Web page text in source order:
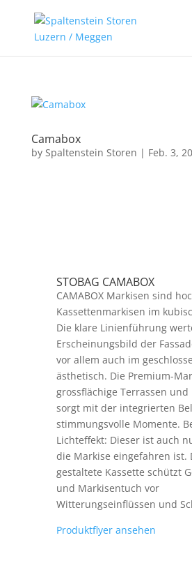
Camabox
by Spaltenstein Storen | Feb. 3,
STOBAG CAMABOX
CAMABOX Markisen sind
Kassettenmarkisen im
Die klare Linienführung
Erscheinungsbild der
vor allem auch im
ästhetisch. Die Premium-
grossflächige Terrassen und
sorgt mit der integrierten
stimmungsvolle Momente.
Lichteffekt: Dieser ist auch
die Markise eingefahren ist.
gestaltete Kassette schützt
und Markisentuch vor
Witterungseinflüssen und
Produktflyer ansehen